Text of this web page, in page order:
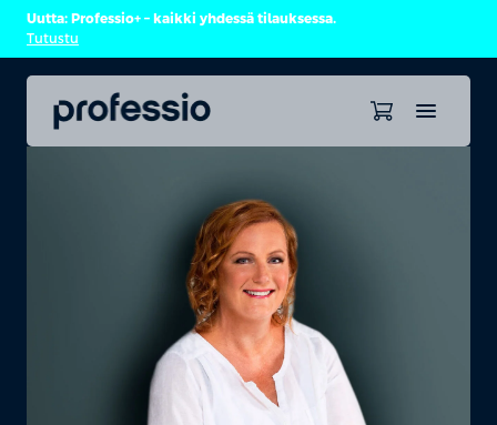
Uutta: Professio+ – kaikki yhdessä tilauksessa.
Tutustu